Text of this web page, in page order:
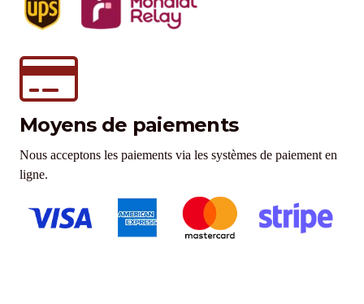
Moyens de paiements
Nous acceptons les paiements via les systèmes de paiement en
ligne.